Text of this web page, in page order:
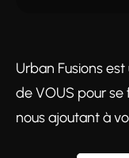
Urban Fusions
de VOUS pour se
nous ajoutant à